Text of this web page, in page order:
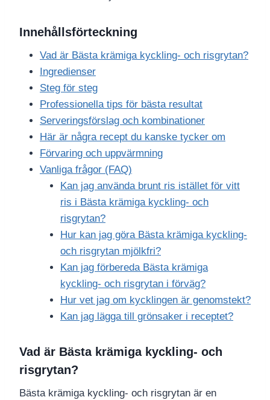
Innehållsförteckning
Vad är Bästa krämiga kyckling- och risgrytan?
Ingredienser
Steg för steg
Professionella tips för bästa resultat
Serveringsförslag och kombinationer
Här är några recept du kanske tycker om
Förvaring och uppvärmning
Vanliga frågor (FAQ)
Kan jag använda brunt ris istället för vitt
ris i Bästa krämiga kyckling- och
risgrytan?
Hur kan jag göra Bästa krämiga kyckling-
och risgrytan mjölkfri?
Kan jag förbereda Bästa krämiga
kyckling- och risgrytan i förväg?
Hur vet jag om kycklingen är genomstekt?
Kan jag lägga till grönsaker i receptet?
Vad är Bästa krämiga kyckling- och
risgrytan?
Bästa krämiga kyckling- och risgrytan är en